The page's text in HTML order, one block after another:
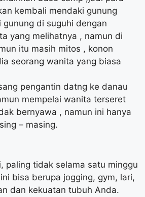
kembali mendaki gunung
di suguhi dengan
yang melihatnya , namun di
itu masih mitos , konon
seorang wanita yang biasa
pengantin datng ke danau
mempelai wanita terseret
bernyawa , namun ini hanya
– masing.
paling tidak selama satu minggu
bisa berupa jogging, gym, lari,
dan kekuatan tubuh Anda.